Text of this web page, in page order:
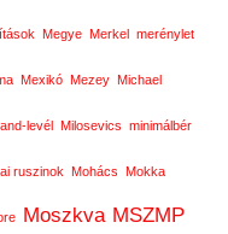
Megye Merkel merénylet
Mexikó Mezey Michael
levél Milosevics minimálbér
ruszinok Mohács Mokka
Moszkva MSZMP